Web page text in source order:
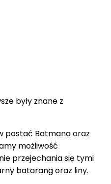
były znane z
postać Batmana oraz
możliwość
przejechania się tymi
batarang oraz liny.